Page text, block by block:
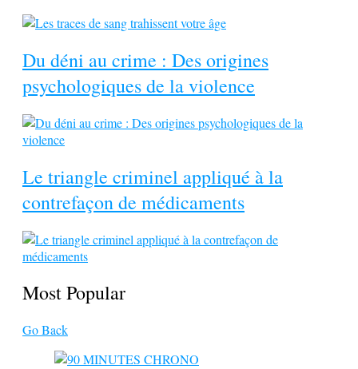
Du déni au crime : Des origines
psychologiques de la violence
Le triangle criminel appliqué à la
contrefaçon de médicaments
Most Popular
Go Back